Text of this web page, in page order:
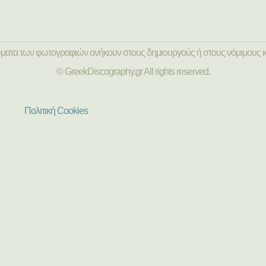
των φωτογραφιών ανήκουν στους δημιουργούς ή στους νόμιμους
© GreekDiscography.gr All rights reserved.
Πολιτική Cookies